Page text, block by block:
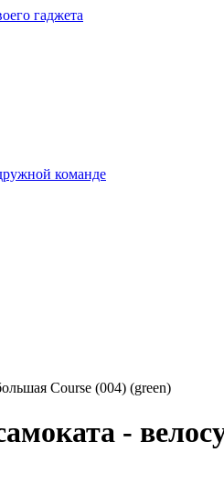
гаджета
команде
Course (004) (green)
-